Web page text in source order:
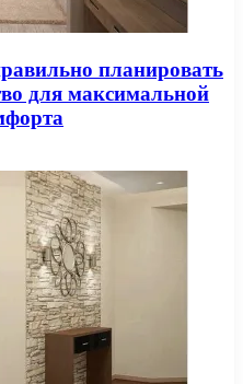
планировать
для максимальной